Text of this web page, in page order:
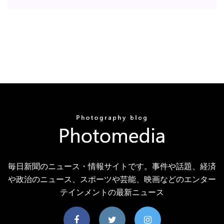
毎日新聞のニュース・情報サイトです。事件や話題、経済
や政治のニュース、スポーツや芸能、映画などのエンター
テインメントの最新ニュース